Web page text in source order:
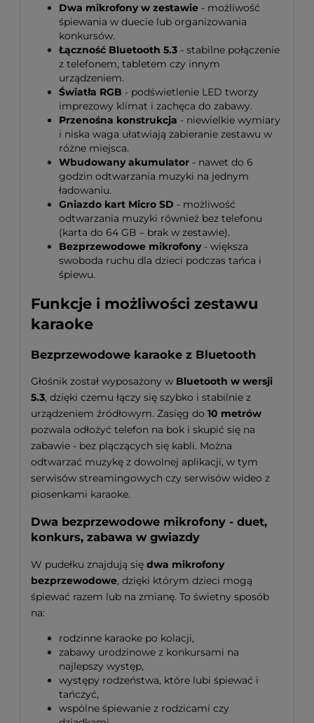
Dwa mikrofony w zestawie - możliwość
śpiewania w duecie lub organizowania
konkursów.
Łączność Bluetooth 5.3 - stabilne połączenie
z telefonem, tabletem czy innym
urządzeniem.
Światła RGB - podświetlenie LED tworzy
imprezowy klimat i zachęca do zabawy.
Przenośna konstrukcja - niewielkie wymiary
i niska waga ułatwiają zabieranie zestawu w
różne miejsca.
Wbudowany akumulator - nawet do 6
godzin odtwarzania muzyki na jednym
ładowaniu.
Gniazdo kart Micro SD - możliwość
odtwarzania muzyki również bez telefonu
(karta do 64 GB – brak w zestawie).
Bezprzewodowe mikrofony- większa
swoboda ruchu dla dzieci podczas tańca i
śpiewu.
Funkcje i możliwości zestawu
karaoke
Bezprzewodowe karaoke z Bluetooth
Głośnik został wyposażony w Bluetooth w wersji
5.3, dzięki czemu łączy się szybko i stabilnie z
urządzeniem źródłowym. Zasięg do 10 metrów
pozwala odłożyć telefon na bok i skupić się na
zabawie - bez plączących się kabli. Można
odtwarzać muzykę z dowolnej aplikacji, w tym
serwisów streamingowych czy serwisów wideo z
piosenkami karaoke.
Dwa bezprzewodowe mikrofony - duet,
konkurs, zabawa w gwiazdy
W pudełku znajdują się dwa mikrofony
bezprzewodowe, dzięki którym dzieci mogą
śpiewać razem lub na zmianę. To świetny sposób
na:
rodzinne karaoke po kolacji,
zabawy urodzinowe z konkursami na
najlepszy występ,
występy rodzeństwa, które lubi śpiewać i
tańczyć,
wspólne śpiewanie z rodzicami czy